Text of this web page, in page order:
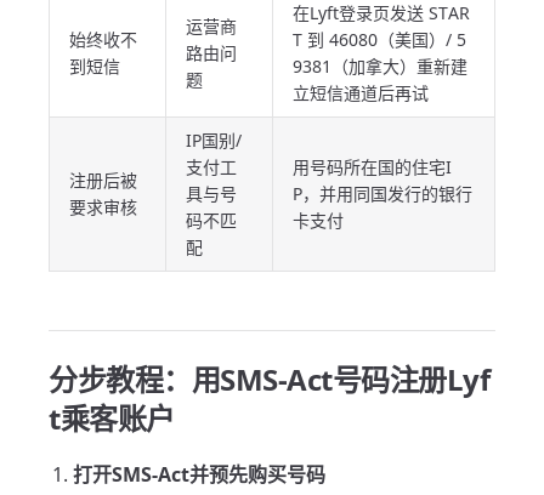
始终收不
到短信
运营商
路由问
题
在Lyft登录页发送 STAR
T 到 46080（美国）/ 5
9381（加拿大）重新建
立短信通道后再试
注册后被
要求审核
IP国别/
支付工
具与号
码不匹
配
用号码所在国的住宅I
P，并用同国发行的银行
卡支付
分步教程：用SMS-Act号码注册Lyf
t乘客账户
打开SMS-Act并预先购买号码